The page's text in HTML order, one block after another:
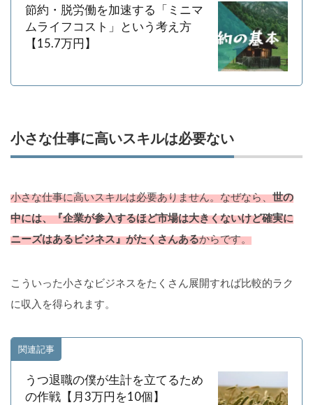
節約・脱労働を加速する「ミニマ
ムライフコスト」という考え方
【15.7万円】
小さな仕事に高いスキルは必要ない
小さな仕事に高いスキルは必要ありません。なぜなら、世の
中には、『企業が参入するほど市場は大きくないけど確実に
ニーズはあるビジネス』がたくさんあるからです。
こういった小さなビジネスをたくさん展開すれば比較的ラク
に収入を得られます。
関連記事
うつ退職の僕が生計を立てるため
の作戦【月3万円を10個】